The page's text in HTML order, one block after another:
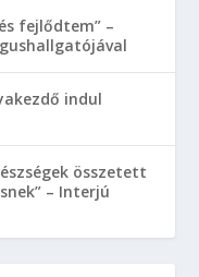
fejlődtem” –
indul
összetett
– Interjú